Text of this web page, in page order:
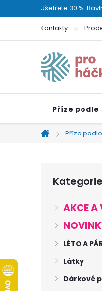
na
Ušetřete 30 %.
Kontakty
Příze podle
Domů
Příze
kategorie
Kategorie
AKCE A
LÉTO A
Látky
Dárkové